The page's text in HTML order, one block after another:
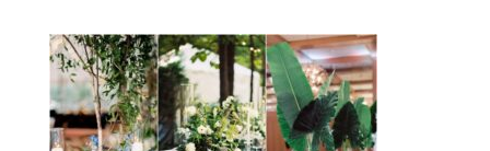
{HOT SEXY BEST}
BRI GROUP